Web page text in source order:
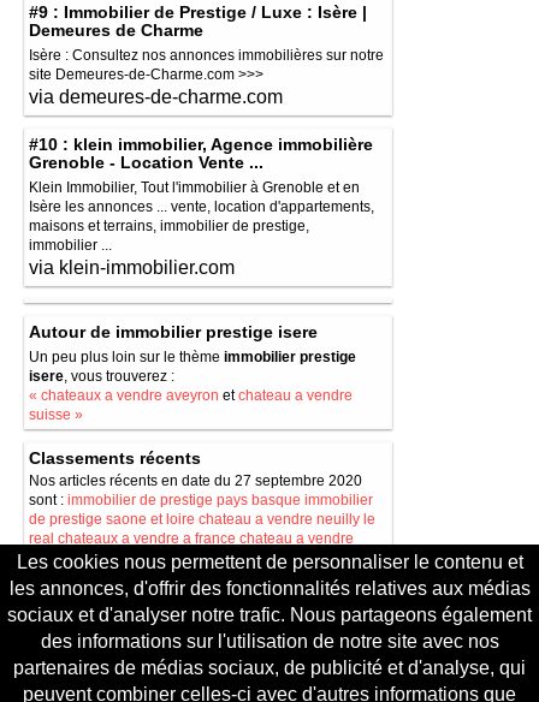
#9 : Immobilier de Prestige / Luxe : Isère |
Demeures de Charme
Isère : Consultez nos annonces immobilières sur notre
site Demeures-de-Charme.com >>>
via demeures-de-charme.com
#10 : klein immobilier, Agence immobilière
Grenoble - Location Vente ...
Klein Immobilier, Tout l'immobilier à Grenoble et en
Isère les annonces ... vente, location d'appartements,
maisons et terrains, immobilier de prestige,
immobilier ...
via klein-immobilier.com
Autour de immobilier prestige isere
Un peu plus loin sur le thème immobilier prestige
isere, vous trouverez :
« chateaux a vendre aveyron etchateau a vendre
suisse »
Classements récents
Nos articles récents en date du 27 septembre 2020
sont : immobilier de prestige pays basque immobilier
de prestige saone et loire chateau a vendre neuilly le
real chateaux a vendre a france chateau a vendre
saumur
Le meilleur de http://chateauxavendre.fr
Nos articles demandés pour 2020 sont chateau
abandonne a vendre en france, suivis par chateau a
vendre pour un euro symbolique,chateau en ruine a
chateau a vendre 1 euro
Les cookies nous permettent de personnaliser le contenu et
les annonces, d'offrir des fonctionnalités relatives aux médias
sociaux et d'analyser notre trafic. Nous partageons également
des informations sur l'utilisation de notre site avec nos
partenaires de médias sociaux, de publicité et d'analyse, qui
peuvent combiner celles-ci avec d'autres informations que